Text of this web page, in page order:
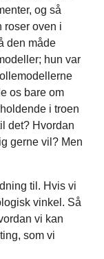
og så
roser oven i
den måde
hun var
os bare om
i troen
det? Hvordan
gerne vil? Men
til. Hvis vi
vinkel. Så
vi kan
som vi